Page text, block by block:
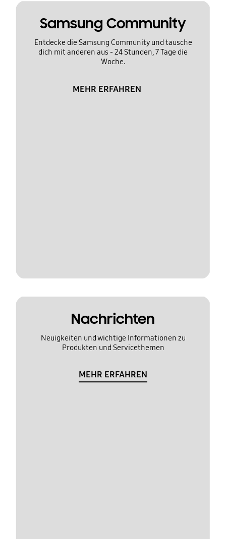
Samsung Community
Entdecke die Samsung Community und tausche
dich mit anderen aus - 24 Stunden, 7 Tage die
Woche.
MEHR ERFAHREN
Nachrichten
Neuigkeiten und wichtige Informationen zu
Produkten und Servicethemen
MEHR ERFAHREN